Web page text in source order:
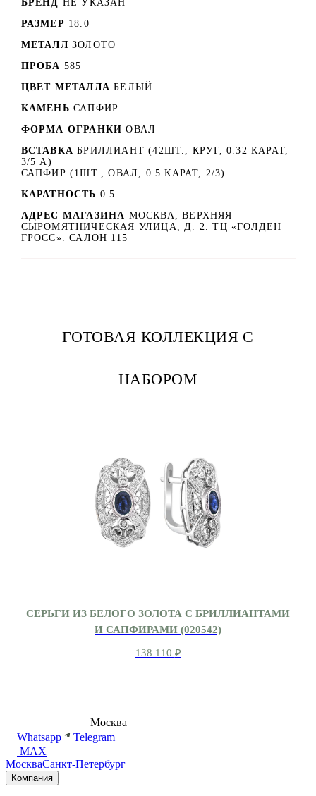
БРЕНД
НЕ УКАЗАН
РАЗМЕР 18.0
МЕТАЛЛ ЗОЛОТО
ПРОБА 585
ЦВЕТ МЕТАЛЛА БЕЛЫЙ
КАМЕНЬ САПФИР
ФОРМА ОГРАНКИ ОВАЛ
ВСТАВКА БРИЛЛИАНТ (42ШТ., КРУГ, 0.32 КАРАТ,
3/5 А)
САПФИР (1ШТ., ОВАЛ, 0.5 КАРАТ, 2/3)
КАРАТНОСТЬ 0.5
АДРЕС МАГАЗИНА МОСКВА, ВЕРХНЯЯ
СЫРОМЯТНИЧЕСКАЯ УЛИЦА, Д. 2. ТЦ «ГОЛДЕН
ГРОСС». САЛОН 115
ГОТОВАЯ КОЛЛЕКЦИЯ С
НАБОРОМ
СЕРЬГИ ИЗ БЕЛОГО ЗОЛОТА С БРИЛЛИАНТАМИ
И САПФИРАМИ (020542)
138 110 ₽
Москва
Whatsapp
Telegram
MAX
МоскваСанкт-Петербург
Компания